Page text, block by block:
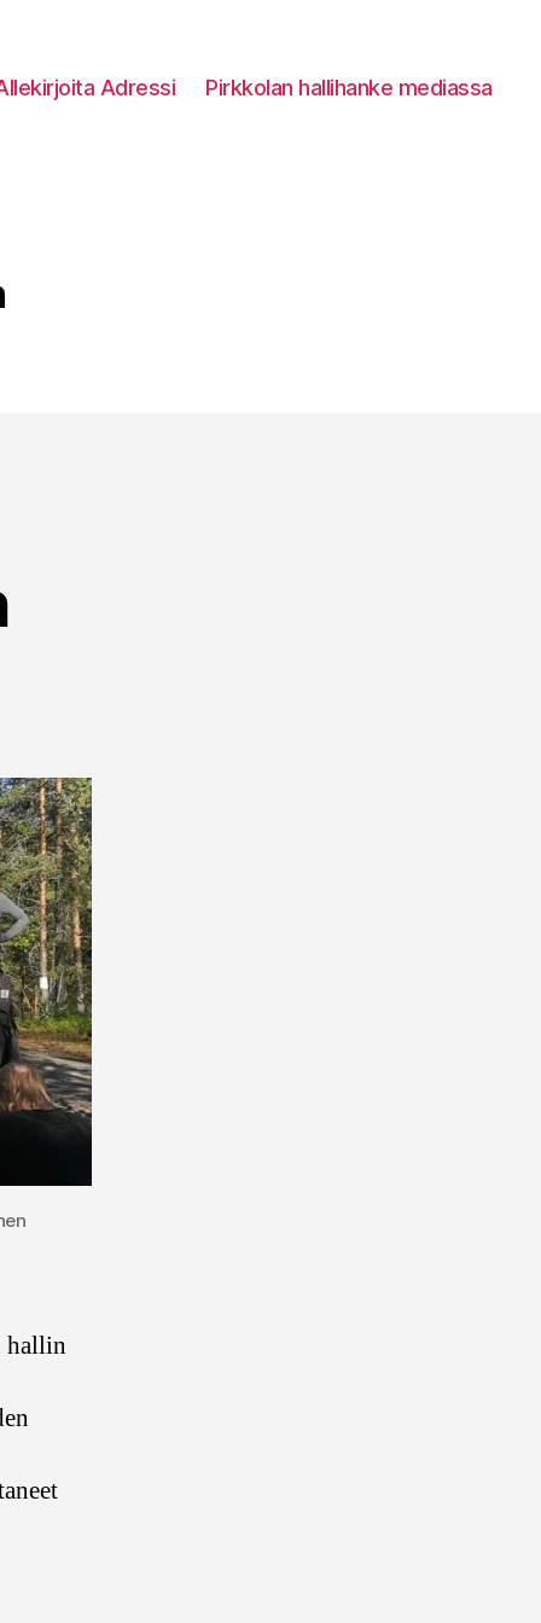
Adressi Pirkkolan hallihanke mediassa
hallin